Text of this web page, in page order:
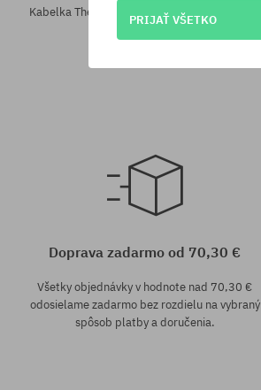
Kabelka The North Face Base Camp Tote Wmn
Doprava zadarmo od 70,30 €
Všetky objednávky v hodnote nad 70,30 €
odosielame zadarmo bez rozdielu na vybraný
spôsob platby a doručenia.
PRIJAŤ VŠETKO